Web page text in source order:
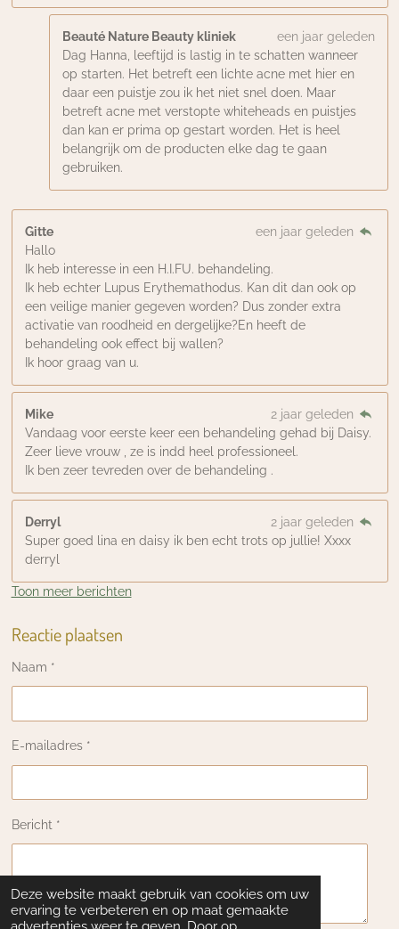
Deze website maakt gebruik van cookies om uw
ervaring te verbeteren en op maat gemaakte
Beauté Nature Beauty kliniek
een jaar geleden
Dag Hanna, leeftijd is lastig in te schatten wanneer
op starten. Het betreft een lichte acne met hier en
daar een puistje zou ik het niet snel doen. Maar
betreft acne met verstopte whiteheads en puistjes
dan kan er prima op gestart worden. Het is heel
belangrijk om de producten elke dag te gaan
gebruiken.
Gitte
een jaar geleden
Hallo
Ik heb interesse in een H.I.FU. behandeling.
Ik heb echter Lupus Erythemathodus. Kan dit dan ook op
een veilige manier gegeven worden? Dus zonder extra
activatie van roodheid en dergelijke?En heeft de
behandeling ook effect bij wallen?
Ik hoor graag van u.
Mike
2 jaar geleden
Vandaag voor eerste keer een behandeling gehad bij Daisy.
Zeer lieve vrouw , ze is indd heel professioneel.
Ik ben zeer tevreden over de behandeling .
Derryl
2 jaar geleden
Super goed lina en daisy ik ben echt trots op jullie! Xxxx
derryl
Toon meer berichten
Reactie plaatsen
Naam *
E-mailadres *
Bericht *